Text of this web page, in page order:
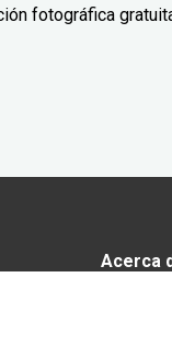
fotográfica
Acerca